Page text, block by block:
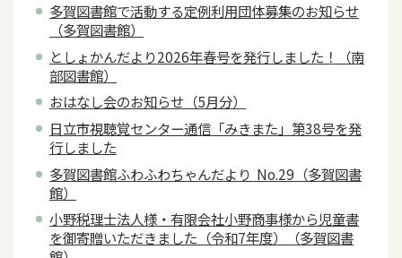
多賀図書館で活動する定例利用団体募集のお知らせ
（多賀図書館）
としょかんだより2026年春号を発行しました！（南
部図書館）
おはなし会のお知らせ（5月分）
日立市視聴覚センター通信「みきまた」第38号を発
行しました
多賀図書館ふわふわちゃんだより No.29（多賀図書
館）
小野税理士法人様・有限会社小野商事様から児童書
を御寄贈いただきました（令和7年度）（多賀図書